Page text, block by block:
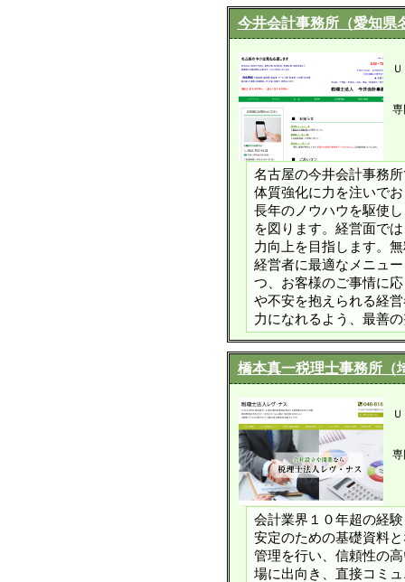
今井会計事務所（愛知県
専
名古屋の今井会計事務
体質強化に力を注いで
長年のノウハウを駆使
を図ります。経営面で
力向上を目指します。
経営者に最適なメニュ
つ、お客様のご事情に
や不安を抱えられる経
力になれるよう、最善
橋本真一税理士事務所（
専
会計業界１０年超の経
安定のための基礎資料
管理を行い、信頼性の
場に出向き、直接コミ